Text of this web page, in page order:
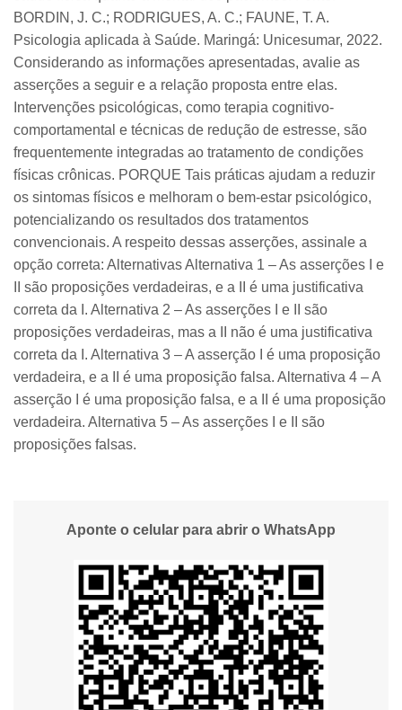
BORDIN, J. C.; RODRIGUES, A. C.; FAUNE, T. A.
Psicologia aplicada à Saúde. Maringá: Unicesumar, 2022.
Considerando as informações apresentadas, avalie as
asserções a seguir e a relação proposta entre elas.
Intervenções psicológicas, como terapia cognitivo-
comportamental e técnicas de redução de estresse, são
frequentemente integradas ao tratamento de condições
físicas crônicas. PORQUE Tais práticas ajudam a reduzir
os sintomas físicos e melhoram o bem-estar psicológico,
potencializando os resultados dos tratamentos
convencionais. A respeito dessas asserções, assinale a
opção correta: Alternativas Alternativa 1 – As asserções I e
II são proposições verdadeiras, e a II é uma justificativa
correta da I. Alternativa 2 – As asserções I e II são
proposições verdadeiras, mas a II não é uma justificativa
correta da I. Alternativa 3 – A asserção I é uma proposição
verdadeira, e a II é uma proposição falsa. Alternativa 4 – A
asserção I é uma proposição falsa, e a II é uma proposição
verdadeira. Alternativa 5 – As asserções I e II são
proposições falsas.
Aponte o celular para abrir o WhatsApp